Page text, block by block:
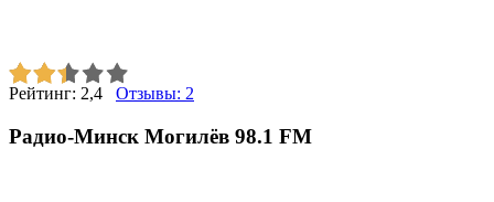
Рейтинг: 2,4 Отзывы: 2
Радио-Минск Могилёв 98.1 FM